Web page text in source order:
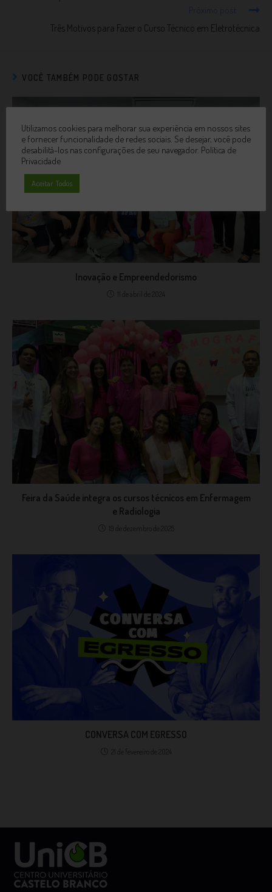
Próximo post
Três Motivos para Fazer o Curso Técnico em Eletrotécnica
VOCÊ TAMBÉM PODE GOSTAR
Inovação e Empreendedorismo
11 de abril de 2024
Feira da Saúde integra os cursos técnicos em Enfermagem
e Radiologia
19 de dezembro de 2025
CONVERSA COM EGRESSO
21 de fevereiro de 2024
Utilizamos cookies para melhorar sua experiência em nossos sites
e fornecer funcionalidade de redes sociais. Se desejar, você pode
desabilitá-los nas configurações de seu navegador. Política de
Privacidade
Aceitar Todos